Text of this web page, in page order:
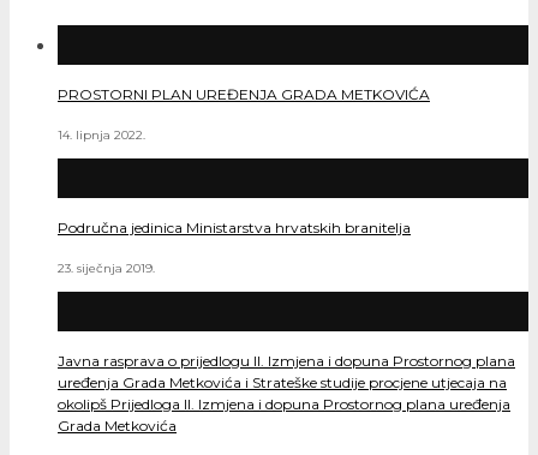
PROSTORNI PLAN UREĐENJA GRADA METKOVIĆA
14. lipnja 2022.
Područna jedinica Ministarstva hrvatskih branitelja
23. siječnja 2019.
Javna rasprava o prijedlogu II. Izmjena i dopuna Prostornog plana
uređenja Grada Metkovića i Strateške studije procjene utjecaja na
okolipš Prijedloga II. Izmjena i dopuna Prostornog plana uređenja
Grada Metkovića